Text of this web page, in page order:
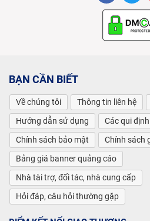
BẠN CẦN BIẾT
Về chúng tôi Thông tin liên hệ
Hướng dẫn sử dụng
Các qui
Chính sách bảo mật
Chính sách
Bảng giá banner quảng cáo
Nhà tài trợ, đối tác, nhà cung cấp
Hỏi đáp, câu hỏi thường gặp